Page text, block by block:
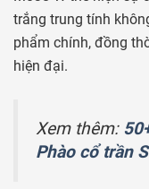
trắng trung tính
phẩm chính, đồng
hiện đại.
Xem thêm:
Phào cổ trần